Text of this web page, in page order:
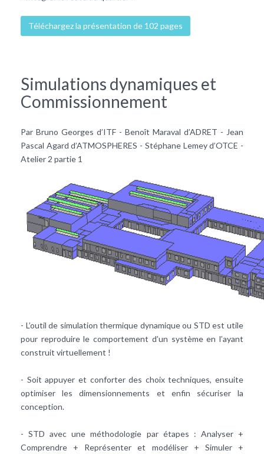
Téléchargez la présentation de 102 pages
Simulations dynamiques et
Commissionnement
Par Bruno Georges d’ITF - Benoît Maraval d’ADRET - Jean
Pascal Agard d’ATMOSPHERES - Stéphane Lemey d’OTCE -
Atelier 2 partie 1
- L’outil de simulation thermique dynamique ou STD est utile
pour reproduire le comportement d’un système en l’ayant
construit virtuellement !
- Soit appuyer et conforter des choix techniques, ensuite
optimiser les dimensionnements et enfin sécuriser la
conception.
- STD avec une méthodologie par étapes : Analyser +
Comprendre + Représenter et modéliser + Simuler +